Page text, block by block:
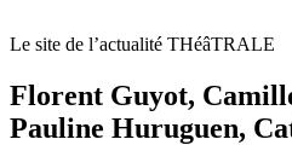
Le site de l’actualité THéâTRALE
Florent Guyot,
Pauline Huruguen,